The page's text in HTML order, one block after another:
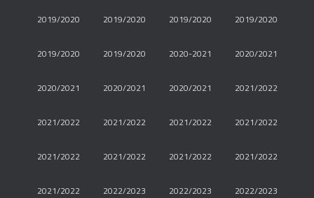
2019/2020 2019/2020 2019/2020 2019/2020
2019/2020 2019/2020 2020-2021 2020/2021
2020/2021 2020/2021 2020/2021 2021/2022
2021/2022 2021/2022 2021/2022 2021/2022
2021/2022 2021/2022 2021/2022 2021/2022
2021/2022 2022/2023 2022/2023 2022/2023